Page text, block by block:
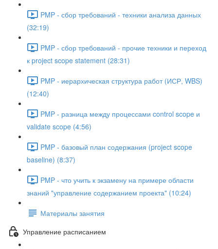
PMP - сбор требований - техники анализа данных
(32:19)
PMP - сбор требований - прочие техники и переход
к project scope statement (28:31)
PMP - иерархическая структура работ (ИСР, WBS)
(12:40)
PMP - разница между процессами control scope и
validate scope (4:56)
PMP - базовый план содержания (project scope
baseline) (8:37)
PMP - что учить к экзамену на примере области
знаний "управление содержанием проекта" (10:24)
Материалы занятия
Управление расписанием